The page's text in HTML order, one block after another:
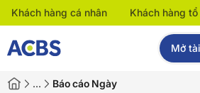
Khách hàng cá nhân Khách hàng
Mở
… Báo cáo Ngày